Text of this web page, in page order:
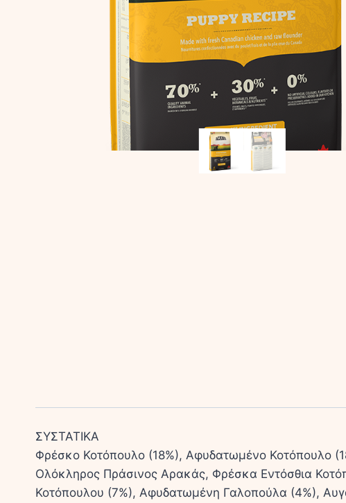
ΣΥΣΤΑΤΙΚΑ
Φρέσκο Κοτόπουλο (18%), Αφυδατωμένο Κοτόπουλο
Ολόκληρος Πράσινος Αρακάς, Φρέσκα Εντόσθια
Κοτόπουλου (7%), Αφυδατωμένη Γαλοπούλα (4%),